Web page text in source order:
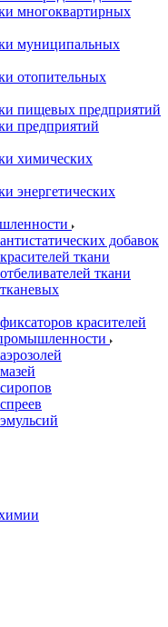
многоквартирных
муниципальных
отопительных
пищевых предприятий
предприятий
химических
энергетических
добавок
ткани
ткани
красителей